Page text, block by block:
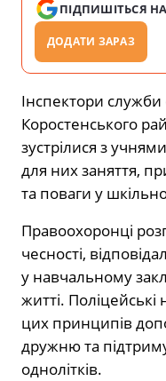
ПІДПИШІТЬСЯ НА
ДОДАТИ ЗАРАЗ
Інспектори служби
Коростенського
зустрілися з
для них заняття,
та поваги у
Правоохоронці
чесності,
у навчальному
житті.
цих принципів
дружню та
однолітків.